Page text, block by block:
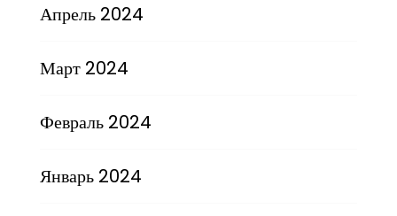
Апрель 2024
Март 2024
Февраль 2024
Январь 2024